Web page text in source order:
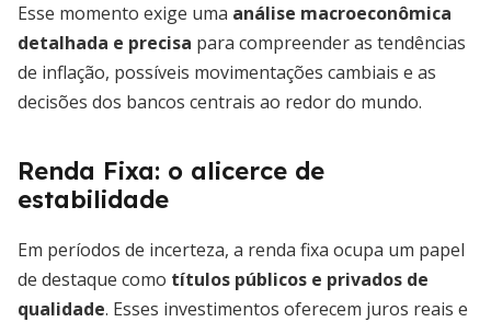
Esse momento exige uma análise macroeconômica
detalhada e precisa para compreender as tendências
de inflação, possíveis movimentações cambiais e as
decisões dos bancos centrais ao redor do mundo.
Renda Fixa: o alicerce de
estabilidade
Em períodos de incerteza, a renda fixa ocupa um papel
de destaque como títulos públicos e privados de
qualidade. Esses investimentos oferecem juros reais e